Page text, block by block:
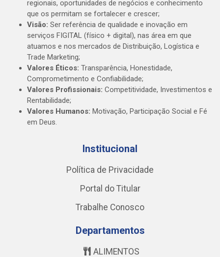
regionais, oportunidades de negócios e conhecimento
que os permitam se fortalecer e crescer;
Visão: Ser referência de qualidade e inovação em
serviços FIGITAL (físico + digital), nas área em que
atuamos e nos mercados de Distribuição, Logística e
Trade Marketing;
Valores Éticos: Transparência, Honestidade,
Comprometimento e Confiabilidade;
Valores Profissionais: Competitividade, Investimentos e
Rentabilidade;
Valores Humanos: Motivação, Participação Social e Fé
em Deus.
Institucional
Política de Privacidade
Portal do Titular
Trabalhe Conosco
Departamentos
ALIMENTOS